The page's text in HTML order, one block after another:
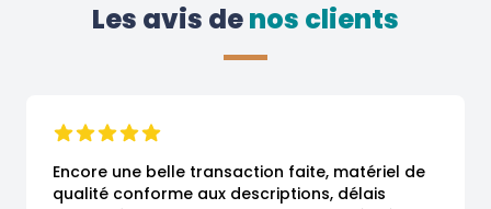
Les avis de nos clients
Encore une belle transaction faite, matériel de
qualité conforme aux descriptions, délais